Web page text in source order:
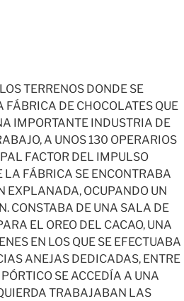
TERRENOS DONDE SE
DE CHOCOLATES QUE
IMPORTANTE INDUSTRIA DE
A UNOS 130 OPERARIOS
FACTOR DEL IMPULSO
LA FÁBRICA SE ENCONTRABA
EXPLANADA, OCUPANDO UN
CONSTABA DE UNA SALA DE
EL OREO DEL CACAO, UNA
EN LOS QUE SE EFECTUABA
ANEJAS DEDICADAS, ENTRE
SE ACCEDÍA A UNA
TRABAJABAN LAS